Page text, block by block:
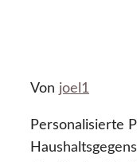
Von joel1
Personalisierte